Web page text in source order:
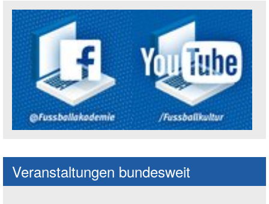
Veranstaltungen bundesweit